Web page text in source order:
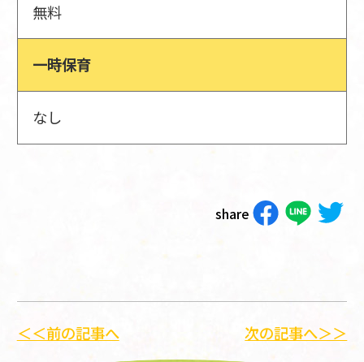
無料
一時保育
なし
share
＜＜前の記事へ 次の記事へ＞＞